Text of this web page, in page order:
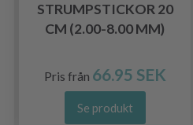
STRUMPSTICKOR 20
CM (2.00-8.00 MM)
Pris från 66.95 SEK
Se produkt